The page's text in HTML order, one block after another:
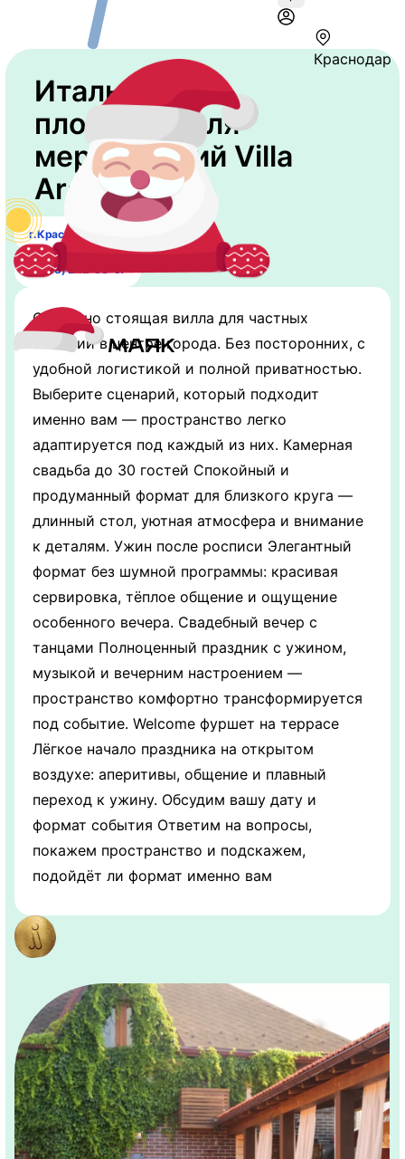
Краснодар
Итальянская
площадка для
мероприятий Villa
Aragosta
г.Краснодар, ул.Гоголя, 49/1
7 (918) 242-98-97
Отдельно стоящая вилла для частных
событий в центре города. Без посторонних, с
удобной логистикой и полной приватностью.
Выберите сценарий, который подходит
именно вам — пространство легко
адаптируется под каждый из них. Камерная
свадьба до 30 гостей Спокойный и
продуманный формат для близкого круга —
длинный стол, уютная атмосфера и внимание
к деталям. Ужин после росписи Элегантный
формат без шумной программы: красивая
сервировка, тёплое общение и ощущение
особенного вечера. Свадебный вечер с
танцами Полноценный праздник с ужином,
музыкой и вечерним настроением —
пространство комфортно трансформируется
под событие. Welcome фуршет на террасе
Лёгкое начало праздника на открытом
воздухе: аперитивы, общение и плавный
переход к ужину. Обсудим вашу дату и
формат события Ответим на вопросы,
покажем пространство и подскажем,
подойдёт ли формат именно вам